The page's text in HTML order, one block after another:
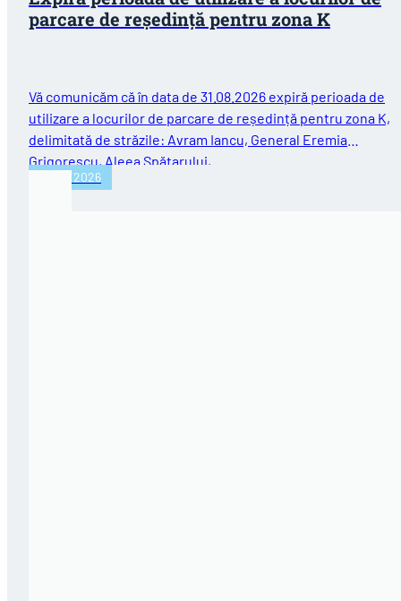
parcare de reședință pentru zona K
Vă comunicăm că în data de 31.08.2026 expiră perioada de
utilizare a locurilor de parcare de reședință pentru zona K,
delimitată de străzile: Avram Iancu, General Eremia
Grigorescu, Aleea Spătarului,…
31/07/2026